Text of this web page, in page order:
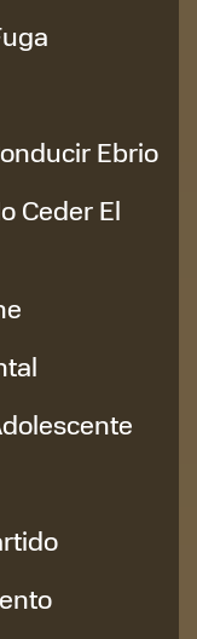
Ebrio
Ceder El